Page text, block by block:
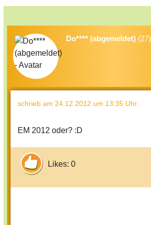
Do**** (abgemeldet) (27)
schrieb am 24.12.2012 um 13:35 Uhr:
EM 2012 oder? :D
Likes: 0